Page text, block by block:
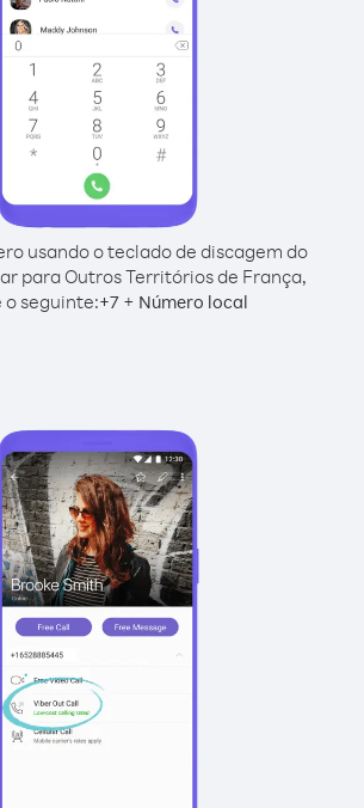
usando o teclado de discagem do
para Outros Territórios de França,
o seguinte:+7+ Número local